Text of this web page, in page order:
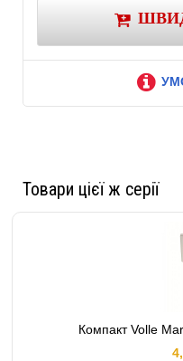
Товари цієї ж серії
Компакт Volle